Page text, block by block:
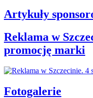
Artykuły
Reklama w
promocję marki
Fotogalerie